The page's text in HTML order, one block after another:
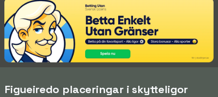
Figueiredo placeringar i skytteligor